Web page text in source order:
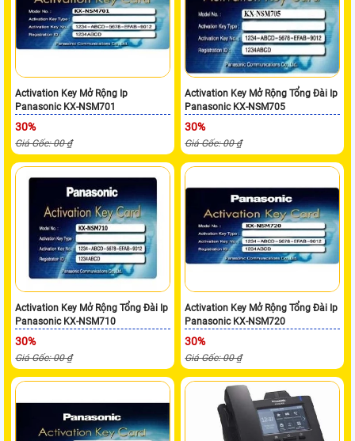
Activation Key Mở Rộng Ip
Panasonic KX-NSM701
30%
Giá Gốc: 00 ₫
Activation Key Mở Rộng Tổng Đài Ip
Panasonic KX-NSM705
30%
Giá Gốc: 00 ₫
Activation Key Mở Rộng Tổng Đài Ip
Panasonic KX-NSM710
30%
Giá Gốc: 00 ₫
Activation Key Mở Rộng Tổng Đài Ip
Panasonic KX-NSM720
30%
Giá Gốc: 00 ₫